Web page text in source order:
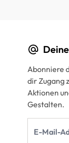
Abonniere
dir Zugang
Aktionen
Gestalten.